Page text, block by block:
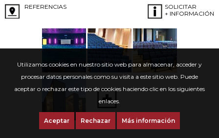
Utilizamos cookies en nuestro sitio web para almacenar, acceder y
procesar datos personales como su visita a este sitio web. Puede
aceptar o rechazar este tipo de cookies haciendo clic en los siguientes
enlaces.
Aceptar Rechazar Más información
REFERENCIAS
SOLICITAR
+ INFORMACIÓN